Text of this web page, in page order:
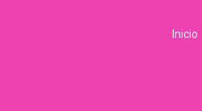
Inicio